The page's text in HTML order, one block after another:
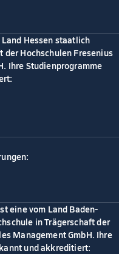
Hessen staatlich
der Hochschulen Fresenius
Ihre Studienprogramme
eine vom Land Baden-
in Trägerschaft der
Management GmbH. Ihre
und akkreditiert: